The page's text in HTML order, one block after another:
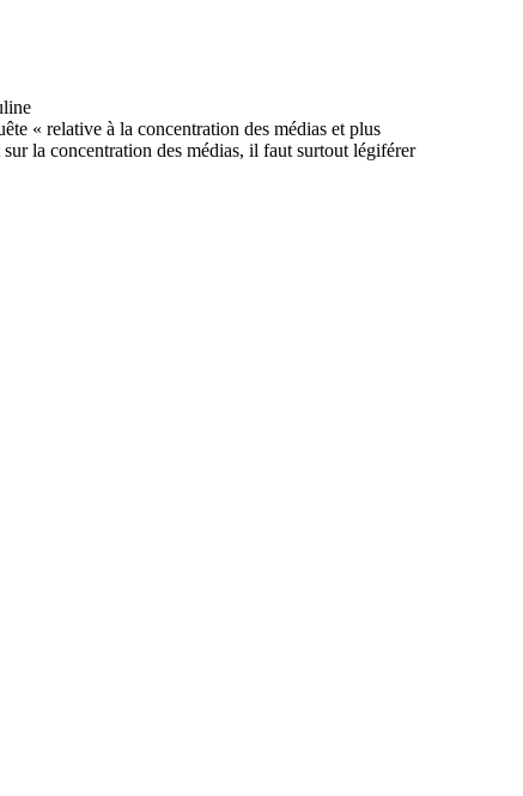
« relative à la concentration des médias et plus
la concentration des médias, il faut surtout légiférer